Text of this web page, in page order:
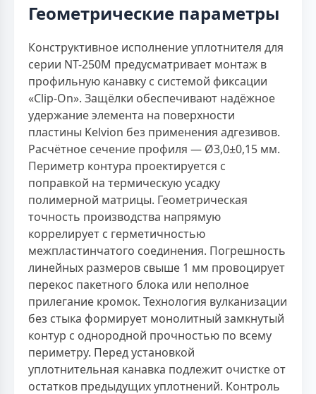
Геометрические параметры
Конструктивное исполнение уплотнителя для
серии NT-250M предусматривает монтаж в
профильную канавку с системой фиксации
«Clip-On». Защёлки обеспечивают надёжное
удержание элемента на поверхности
пластины Kelvion без применения адгезивов.
Расчётное сечение профиля — Ø3,0±0,15 мм.
Периметр контура проектируется с
поправкой на термическую усадку
полимерной матрицы. Геометрическая
точность производства напрямую
коррелирует с герметичностью
межпластинчатого соединения. Погрешность
линейных размеров свыше 1 мм провоцирует
перекос пакетного блока или неполное
прилегание кромок. Технология вулканизации
без стыка формирует монолитный замкнутый
контур с однородной прочностью по всему
периметру. Перед установкой
уплотнительная канавка подлежит очистке от
остатков предыдущих уплотнений. Контроль